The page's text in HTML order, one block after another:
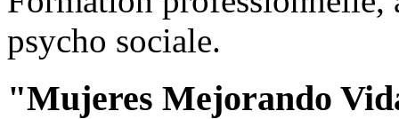
psycho sociale.
"Mujeres Mejorando